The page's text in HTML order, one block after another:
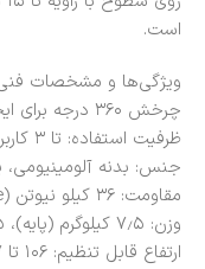
است.
ویژگی‌ها و مشخصات
چرخش ۳۶۰ درجه برای ایجاد انعطاف در نصب
ظرفیت استفاده: تا ۳ کاربر
جنس: بدنه آلومینیومی،
مقاومت: ۳۶ کیلو نیوتن (Base Plate)، ۱۷ کیلو نیوتن (Body)
وزن: ۷٫۵ کیلوگرم (پایه)، ۱۲٫۵ کیلوگرم (بدنه)
ارتفاع قابل تنظیم: ۱۰۶ تا ۱۳۷ سانتی‌متر